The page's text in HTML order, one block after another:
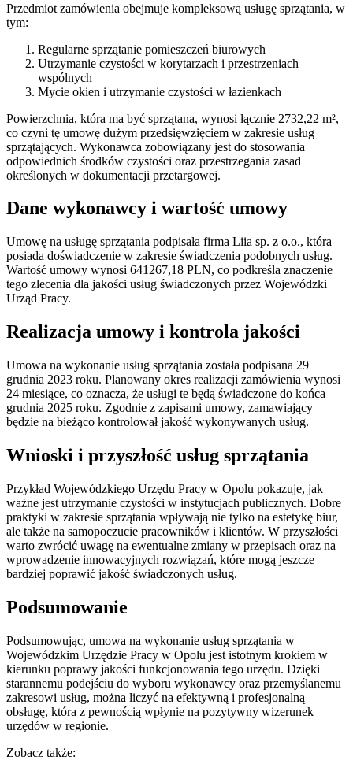
Przedmiot zamówienia obejmuje kompleksową usługę sprzątania, w
tym:
Regularne sprzątanie pomieszczeń biurowych
Utrzymanie czystości w korytarzach i przestrzeniach
wspólnych
Mycie okien i utrzymanie czystości w łazienkach
Powierzchnia, która ma być sprzątana, wynosi łącznie 2732,22 m²,
co czyni tę umowę dużym przedsięwzięciem w zakresie usług
sprzątających. Wykonawca zobowiązany jest do stosowania
odpowiednich środków czystości oraz przestrzegania zasad
określonych w dokumentacji przetargowej.
Dane wykonawcy i wartość umowy
Umowę na usługę sprzątania podpisała firma Liia sp. z o.o., która
posiada doświadczenie w zakresie świadczenia podobnych usług.
Wartość umowy wynosi 641267,18 PLN, co podkreśla znaczenie
tego zlecenia dla jakości usług świadczonych przez Wojewódzki
Urząd Pracy.
Realizacja umowy i kontrola jakości
Umowa na wykonanie usług sprzątania została podpisana 29
grudnia 2023 roku. Planowany okres realizacji zamówienia wynosi
24 miesiące, co oznacza, że usługi te będą świadczone do końca
grudnia 2025 roku. Zgodnie z zapisami umowy, zamawiający
będzie na bieżąco kontrolował jakość wykonywanych usług.
Wnioski i przyszłość usług sprzątania
Przykład Wojewódzkiego Urzędu Pracy w Opolu pokazuje, jak
ważne jest utrzymanie czystości w instytucjach publicznych. Dobre
praktyki w zakresie sprzątania wpływają nie tylko na estetykę biur,
ale także na samopoczucie pracowników i klientów. W przyszłości
warto zwrócić uwagę na ewentualne zmiany w przepisach oraz na
wprowadzenie innowacyjnych rozwiązań, które mogą jeszcze
bardziej poprawić jakość świadczonych usług.
Podsumowanie
Podsumowując, umowa na wykonanie usług sprzątania w
Wojewódzkim Urzędzie Pracy w Opolu jest istotnym krokiem w
kierunku poprawy jakości funkcjonowania tego urzędu. Dzięki
starannemu podejściu do wyboru wykonawcy oraz przemyślanemu
zakresowi usług, można liczyć na efektywną i profesjonalną
obsługę, która z pewnością wpłynie na pozytywny wizerunek
urzędów w regionie.
Zobacz także: